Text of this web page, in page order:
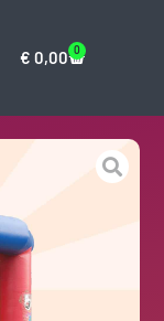
€ 0,00 0